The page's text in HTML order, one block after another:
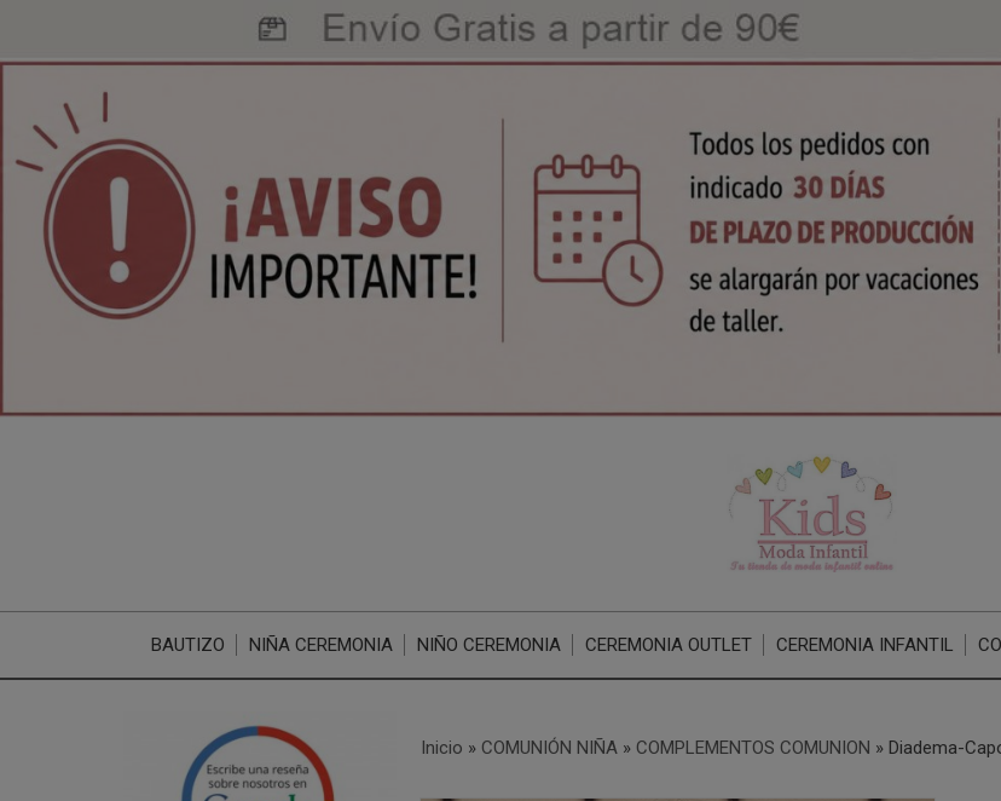
BAUTIZO NIÑA CEREMONIA NIÑO CEREMONIA CEREMONIA OUTLET CEREMONIA INFANTIL
Inicio » COMUNIÓN NIÑA» COMPLEMENTOS COMUNION » Diadema-